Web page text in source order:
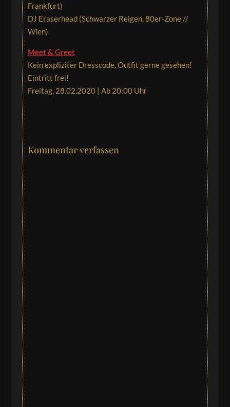
Frankfurt)
DJ Eraserhead (Schwarzer Reigen, 80er-Zone //
Wien)
Meet & Greet
Kein expliziter Dresscode, Outfit gerne gesehen!
Eintritt frei!
Freitag, 28.02.2020 | Ab 20:00 Uhr
Kommentar verfassen